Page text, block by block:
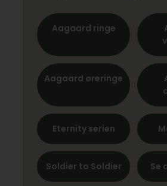
Aagaard ringe
Aagaard øreringe
Eternity serien
Soldier to Soldier Se